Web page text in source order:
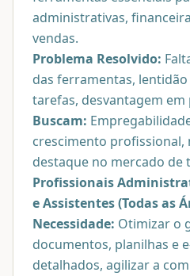
administrativas,
vendas.
Problema Resolvido:
das ferramentas, lentidão
tarefas, desvantagem em
Buscam:
crescimento
destaque no mercado de
Profissionais
e Assistentes (Todas as
Necessidade: Otimizar o
documentos, planilhas e
detalhados, agilizar a